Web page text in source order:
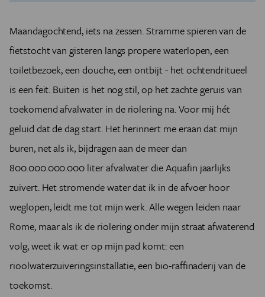
Maandagochtend, iets na zessen. Stramme spieren van de
fietstocht van gisteren langs propere waterlopen, een
toiletbezoek, een douche, een ontbijt - het ochtendritueel
is een feit. Buiten is het nog stil, op het zachte geruis van
toekomend afvalwater in de riolering na. Voor mij hét
geluid dat de dag start. Het herinnert me eraan dat mijn
buren, net als ik, bijdragen aan de meer dan
800.000.000.000 liter afvalwater die Aquafin jaarlijks
zuivert. Het stromende water dat ik in de afvoer hoor
weglopen, leidt me tot mijn werk. Alle wegen leiden naar
Rome, maar als ik de riolering onder mijn straat afwaterend
volg, weet ik wat er op mijn pad komt: een
rioolwaterzuiveringsinstallatie, een bio-raffinaderij van de
toekomst.